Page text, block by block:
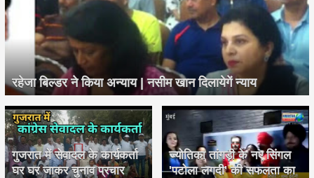
रहेजा बिल्डर ने किया अन्याय | नसीम खान दिलायेगें न्याय
गुजरात में सेवादल के कार्यकर्ता
घर घर जाकर चुनाव प्रचार
ज्योतिका तांगड़ी के नए सिंगल
'पटोला लगदी' की सफलता का